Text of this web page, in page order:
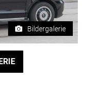
Bildergalerie